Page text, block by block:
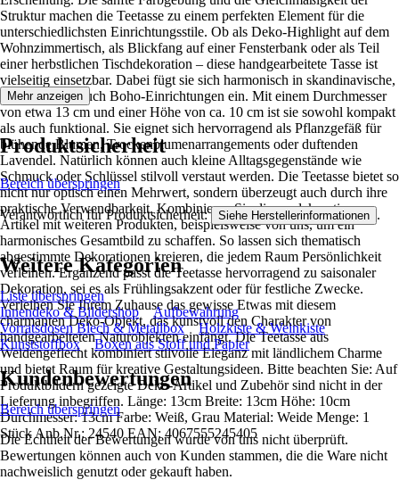
Struktur machen die Teetasse zu einem perfekten Element für die
unterschiedlichsten Einrichtungsstile. Ob als Deko-Highlight auf dem
Wohnzimmertisch, als Blickfang auf einer Fensterbank oder als Teil
einer herbstlichen Tischdekoration – diese handgearbeitete Tasse ist
vielseitig einsetzbar. Dabei fügt sie sich harmonisch in skandinavische,
rustikale oder auch Boho-Einrichtungen ein. Mit einem Durchmesser
von etwa 13 cm und einer Höhe von ca. 10 cm ist sie sowohl kompakt
als auch funktional. Sie eignet sich hervorragend als Pflanzgefäß für
blühende Blumen, Trockenblumenarrangements oder duftenden
Lavendel. Natürlich können auch kleine Alltagsgegenstände wie
Schmuck oder Schlüssel stilvoll verstaut werden. Die Teetasse bietet so
nicht nur optisch einen Mehrwert, sondern überzeugt auch durch ihre
praktische Verwendbarkeit. Kombinieren Sie diesen dekorativen
Artikel mit weiteren Produkten, beispielsweise von uns, um ein
harmonisches Gesamtbild zu schaffen. So lassen sich thematisch
abgestimmte Dekorationen kreieren, die jedem Raum Persönlichkeit
verleihen. Ergänzend passt die Teetasse hervorragend zu saisonaler
Dekoration, sei es als Frühlingsakzent oder für festliche Zwecke.
Verleihen Sie Ihrem Zuhause das gewisse Etwas mit diesem
charmanten Deko-Objekt, das kunstvoll den Charakter von
handgearbeiteten Naturobjekten einfängt. Die Teetasse aus
Weidengeflecht kombiniert stilvolle Eleganz mit ländlichem Charme
und bietet Raum für kreative Gestaltungsideen. Bitte beachten Sie: Auf
Produktbildern gezeigte Deko-Artikel und Zubehör sind nicht in der
Lieferung inbegriffen. Länge: 13cm Breite: 13cm Höhe: 10cm
Durchmesser: 13cm Farbe: Weiß, Grau Material: Weide Menge: 1
Stück Anb.Nr.: 24540 EAN: 4067555245405
Mehr anzeigen
Produktsicherheit
Bereich überspringen
Verantwortlich für Produktsicherheit: Siehe Herstellerinformationen .
Weitere Kategorien
Liste überspringen
Innendeko & Bildershop
Aufbewahrung
Vorratsdosen Blech & Metallbox
Holzkiste & Weinkiste
Kunststoffbox
Boxen aus Stoff und Papier
Kundenbewertungen
Bereich überspringen
Die Echtheit der Bewertungen wurde von uns nicht überprüft.
Bewertungen können auch von Kunden stammen, die die Ware nicht
nachweislich genutzt oder gekauft haben.